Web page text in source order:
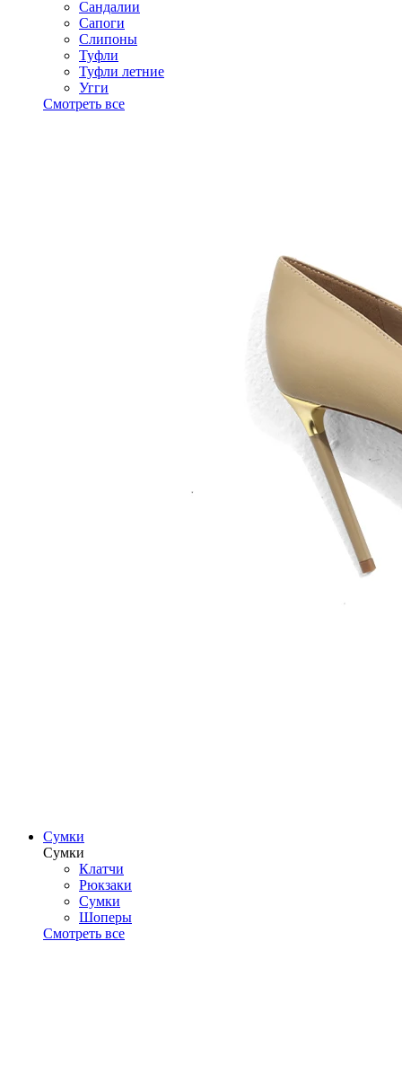
Сандалии
Сапоги
Слипоны
Туфли
Туфли летние
Угги
Смотреть все
Сумки
Сумки
Клатчи
Рюкзаки
Сумки
Шоперы
Смотреть все